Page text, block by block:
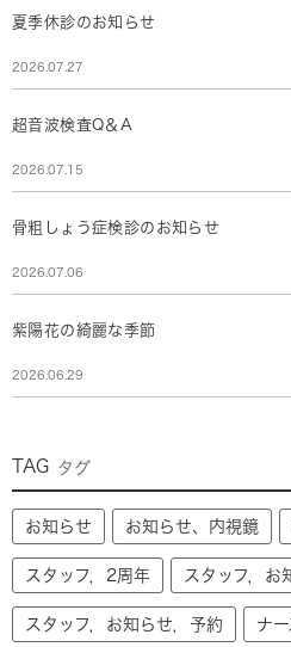
夏季休診のお知らせ
2026.07.27
超音波検査Q＆A
2026.07.15
骨粗しょう症検診のお知らせ
2026.07.06
紫陽花の綺麗な季節
2026.06.29
TAG タグ
お知らせ お知らせ、内視鏡
スタッフ，2周年 スタッフ，お
スタッフ，お知らせ，予約 ナー